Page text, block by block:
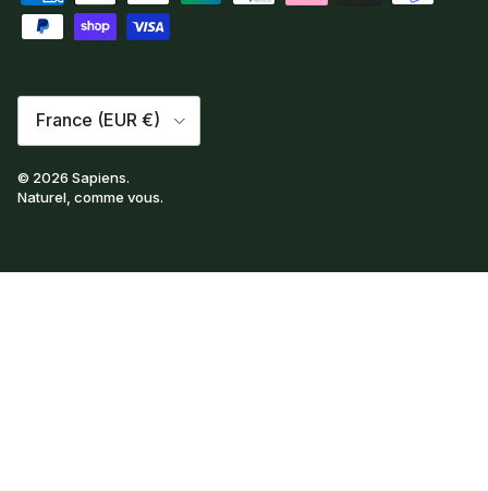
France (EUR €)
© 2026 Sapiens.
Naturel, comme vous.